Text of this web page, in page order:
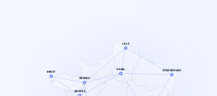
PARIS
LILLE
STRASBOURG
NANTES
RENNES
BREST